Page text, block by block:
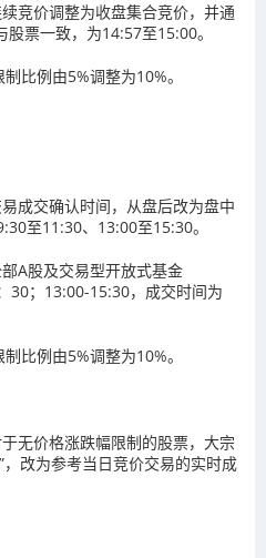
竞价调整为收盘集合竞价，并通
票一致，为14:57至15:00。
比例由5%调整为10%。
成交确认时间，从盘后改为盘中
至11:30、13:00至15:30。
A股及交易型开放式基金
30；13:00-15:30，成交时间为
比例由5%调整为10%。
无价格涨跌幅限制的股票，大宗
改为参考当日竞价交易的实时成